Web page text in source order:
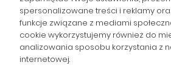
NAWIGACJA
POMOC
spersonalizowane treści i reklamy
funkcje związane z mediami
cookie wykorzystujemy również do
analizowania sposobu korzystania z
internetowej.